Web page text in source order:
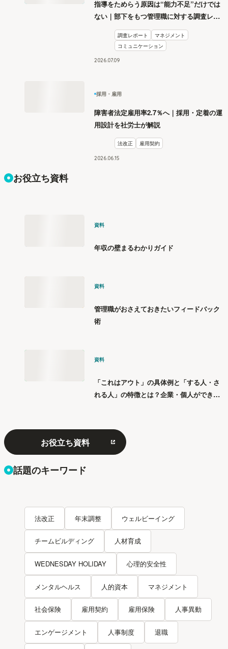
指導をためらう原因は“能力不足”だけでは
ない｜部下をもつ管理職に対する調査レポ
調査レポート
マネジメント
コミュニケーション
2026.07 09
採用・雇用
障害者法定雇用率2.7％へ｜採用・定着の運
用設計を社労士が解説
法改正 雇用契約
2026 0615
お役立ち資料
資料
年収の壁まるわかりガイド
資料
管理職がおさえておきたいフィードバック
術
資料
「これはアウト」の具体例と「する人・さ
れる人」の特徴とは？企業・個人ができる
お役立ち資料
話題のキーワード
法改正 年末調整 ウェルビーイング
チームビルディング 人材育成
WEDNESDAY HOLIDAY 心理的安全性
メンタルヘルス 人的資本 マネジメント
社会保険 雇用契約 雇用保険 人事異動
エンゲージメント 人事制度 退職